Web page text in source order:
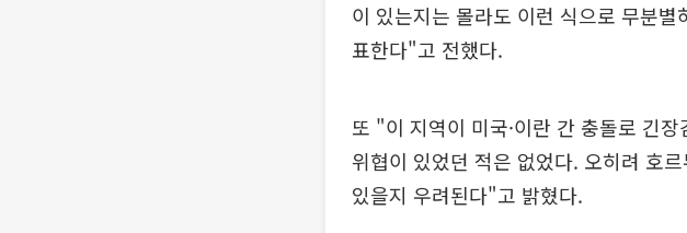
이 있는지는 몰라도 이런 식으로 무분
표한다"고 전했다.
또 "이 지역이 미국·이란 간 충돌로 긴
위협이 있었던 적은 없었다. 오히려 호
있을지 우려된다"고 밝혔다.